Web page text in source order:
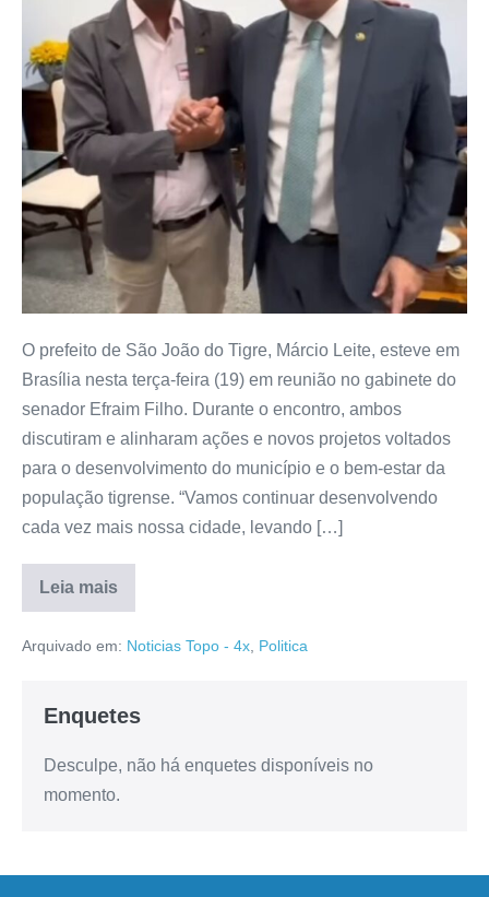
O prefeito de São João do Tigre, Márcio Leite, esteve em
Brasília nesta terça-feira (19) em reunião no gabinete do
senador Efraim Filho. Durante o encontro, ambos
discutiram e alinharam ações e novos projetos voltados
para o desenvolvimento do município e o bem-estar da
população tigrense. “Vamos continuar desenvolvendo
cada vez mais nossa cidade, levando […]
Leia mais
Arquivado em: Noticias Topo - 4x Politica
Enquetes
Desculpe, não há enquetes disponíveis no
momento.